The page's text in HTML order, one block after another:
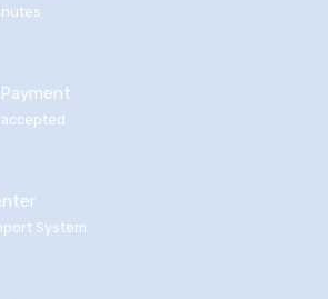
System